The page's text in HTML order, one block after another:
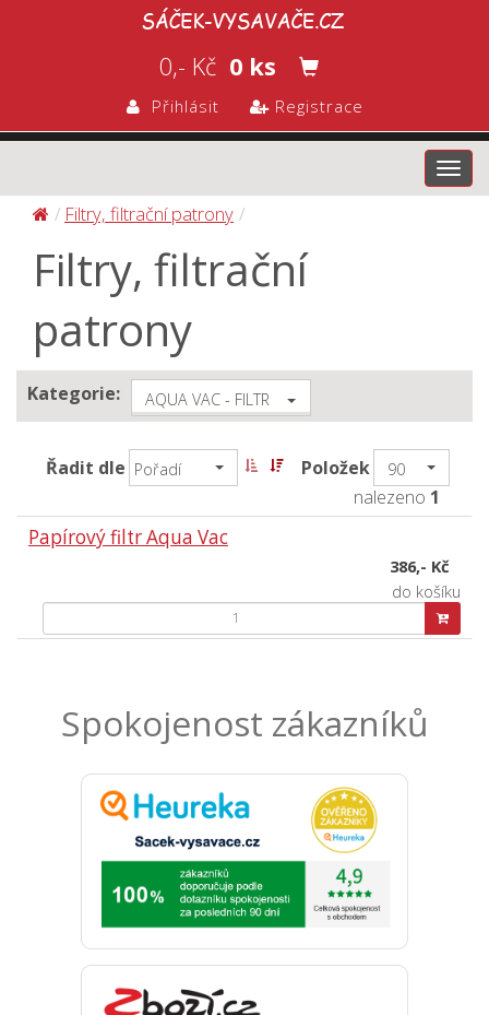
0,- Kč 0 ks
Přihlásit Registrace
Filtry, filtrační patrony
Filtry, filtrační
patrony
Kategorie: AQUA VAC - FILTR
Řadit dle Pořadí Položek 90
nalezeno 1
Papírový filtr Aqua Vac
386,- Kč
do košíku
Spokojenost zákazníků